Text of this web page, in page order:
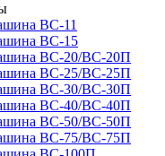
ВС-11
ВС-15
ВС-20/ВС-20П
ВС-25/ВС-25П
ВС-30/ВС-30П
ВС-40/ВС-40П
ВС-50/ВС-50П
ВС-75/ВС-75П